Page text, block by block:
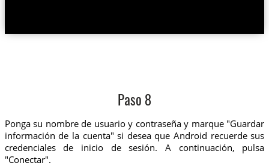
Paso 8
Ponga su nombre de usuario y contraseña y marque "Guardar
información de la cuenta" si desea que Android recuerde sus
credenciales de inicio de sesión. A continuación, pulsa
"Conectar".